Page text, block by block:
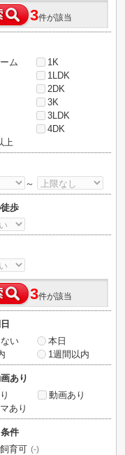
3件が該当
ム
1K
1LDK
2DK
3K
3LDK
4DK
上
～
歩
3件が該当
い
本日
1週間以内
あり
動画あり
あり
件
育可 (-)